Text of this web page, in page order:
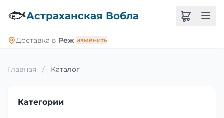
🐟Астраханская Вобла
Доставка в Реж изменить
Главная / Каталог
Категории